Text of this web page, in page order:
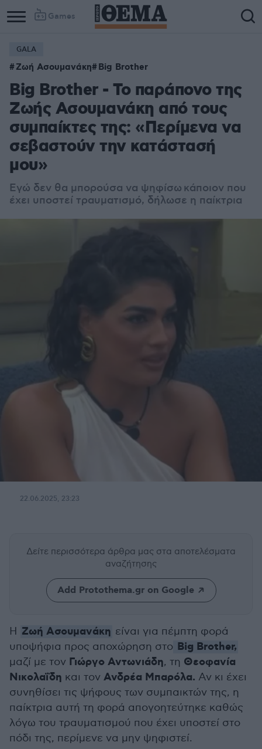
Games
GALA
Ζωή Ασουμανάκη Big Brother
Big Brother - Το παράπονο της
Ζωής Ασουμανάκη από τους
συμπαίκτες της: «Περίμενα να
σεβαστούν την κατάστασή
μου»
Εγώ δεν θα μπορούσα να ψηφίσω κάποιον που
έχει υποστεί τραυματισμό, δήλωσε η παίκτρια
22.06.2025, 23:23
Δείτε περισσότερα άρθρα μας στα αποτελέσματα
αναζήτησης
Add Protothema.gr on Google
H Zωή Ασουμανάκη είναι για πέμπτη φορά
υποψήφια προς αποχώρηση στο Big Brother,
μαζί με τον Γιώργο Αντωνιάδη, τη Θεοφανία
Νικολαΐδη και τον Ανδρέα Μπαρόλα. Αν κι έχει
συνηθίσει τις ψήφους των συμπαικτών της, η
παίκτρια αυτή τη φορά απογοητεύτηκε καθώς
λόγω του τραυματισμού που έχει υποστεί στο
πόδι της, περίμενε να μην ψηφιστεί.